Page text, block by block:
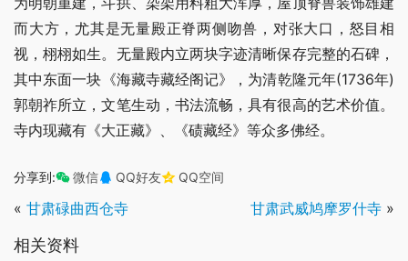
而大方，尤其是无量殿正脊两侧吻兽，对张大口，怒目相
视，栩栩如生。无量殿内立两块字迹清晰保存完整的石碑，
其中东面一块《海藏寺藏经阁记》，为清乾隆元年(1736年)
郭朝祚所立，文笔生动，书法流畅，具有很高的艺术价值。
寺内现藏有《大正藏》、《碛藏经》等众多佛经。
分享到: 微信 QQ好友 QQ空间
« 甘肃碌曲西仓寺 甘肃武威鸠摩罗什寺 »
相关资料